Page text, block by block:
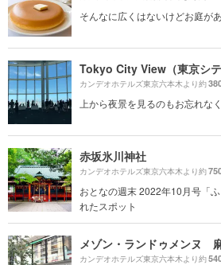
そんなに広くはないけどお庭が
カンデオホテルズ東京六本木より約
上から夜景を見るのもお忘れな
赤坂氷川神社
カンデオホテルズ東京六本木より約
おとなの週末 2022年10月号「
れたスポット
メゾン・ランドゥメンヌ
カンデオホテルズ東京六本木より約